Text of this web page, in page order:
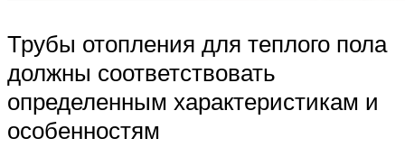
Трубы отопления для теплого пола
должны соответствовать
определенным характеристикам и
особенностям